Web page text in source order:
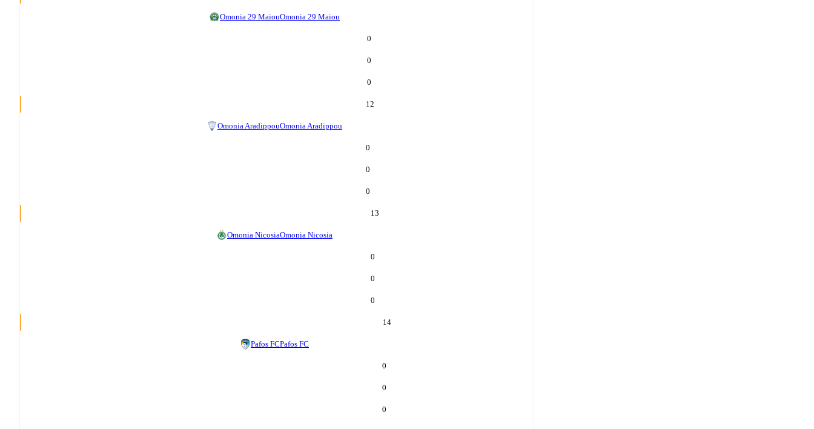
Omonia 29 MaiouOmonia 29 Maiou
0
0
0
12
Omonia AradippouOmonia Aradippou
0
0
0
13
Omonia NicosiaOmonia Nicosia
0
0
0
14
Pafos FCPafos FC
0
0
0